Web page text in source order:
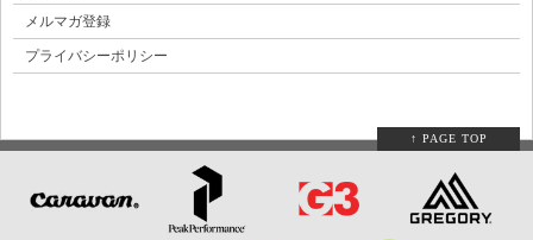
メルマガ登録
プライバシーポリシー
↑ PAGE TOP